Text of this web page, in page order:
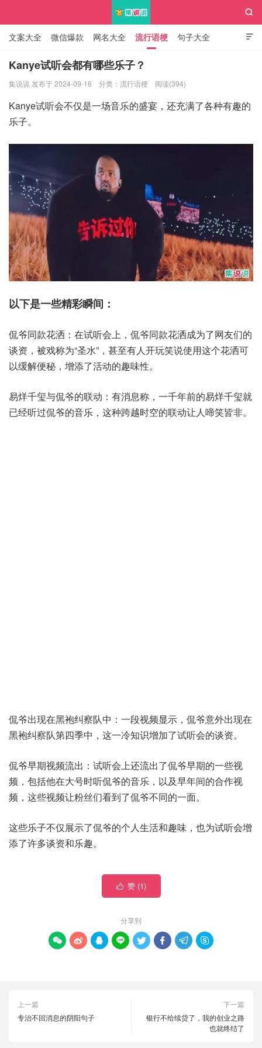

文案大全 微信爆款 网名大全 流行语梗 句子大全
知识大全

Kanye试听会都有哪些乐子？
集说说 发布于 2024-09-16 分类： 流行语梗 阅读(394)
Kanye试听会不仅是一场音乐的盛宴，还充满了各种有趣的
乐子。
以下是一些精彩瞬间：
‌侃爷同款花洒‌：在试听会上，侃爷同款花洒成为了网友们的
谈资，被戏称为“圣水”，甚至有人开玩笑说使用这个花洒可
以缓解便秘，增添了活动的趣味性‌。
‌易烊千玺与侃爷的联动‌：有消息称，一千年前的易烊千玺就
已经听过侃爷的音乐，这种跨越时空的联动让人啼笑皆非‌。
‌侃爷出现在黑袍纠察队中‌：一段视频显示，侃爷意外出现在
黑袍纠察队第四季中，这一冷知识增加了试听会的谈资‌。
侃爷早期视频流出‌：试听会上还流出了侃爷早期的一些视
频，包括他在大号时听侃爷的音乐，以及早年间的合作视
频，这些视频让粉丝们看到了侃爷不同的一面‌。
这些乐子不仅展示了侃爷的个人生活和趣味，也为试听会增
添了许多谈资和乐趣。
 赞 (1)
分享到
       
上一篇
专治不回消息的阴阳句子
下一篇
银行不给续贷了，我的创业之路
也就终结了